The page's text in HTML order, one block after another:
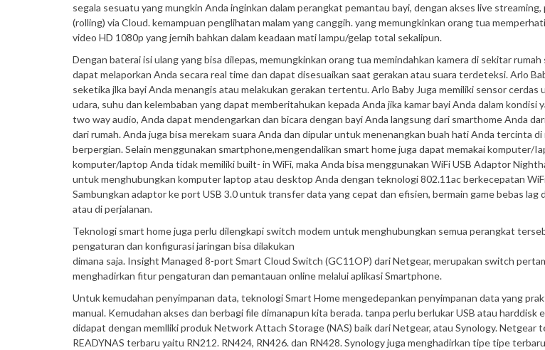
segala sesuatu yang mungkin Anda inginkan dalam perangkat pemantau bayi, dengan akses live
(rolling) via Cloud. kemampuan penglihatan malam yang canggih. yang memungkinkan orang tua
video HD 1080p yang jernih bahkan dalam keadaan mati lampu/gelap total sekalipun.
Dengan baterai isi ulang yang bisa dilepas, memungkinkan orang tua memindahkan kamera di sekitar
dapat melaporkan Anda secara real time dan dapat disesuaikan saat gerakan atau suara terdeteksi. Arlo
seketika jlka bayi Anda menangis atau melakukan gerakan tertentu. Arlo Baby Juga memiliki sensor cerdas
udara, suhu dan kelembaban yang dapat memberitahukan kepada Anda jika kamar bayi Anda dalam kondisi
two way audio, Anda dapat mendengarkan dan bicara dengan bayi Anda langsung dari smarthome Anda
dari rumah. Anda juga bisa merekam suara Anda dan dipular untuk menenangkan buah hati Anda tercinta
berpergian. Selain menggunakan smartphone,mengendalikan smart home juga dapat memakai komputer/
komputer/laptop Anda tidak memiliki built- in WiFi, maka Anda bisa menggunakan WiFi USB Adaptor
untuk menghubungkan komputer laptop atau desktop Anda dengan teknologi 802.11ac berkecepatan
Sambungkan adaptor ke port USB 3.0 untuk transfer data yang cepat dan efisien, bermain game bebas lag
atau di perjalanan.
Teknologi smart home juga perlu dilengkapi switch modem untuk menghubungkan semua perangkat
pengaturan dan konfigurasi jaringan bisa dilakukan
dimana saja. Insight Managed 8-port Smart Cloud Switch (GC11OP) dari Netgear, merupakan switch
menghadirkan fitur pengaturan dan pemantauan online melalui aplikasi Smartphone.
Untuk kemudahan penyimpanan data, teknologi Smart Home mengedepankan penyimpanan data yang
manual. Kemudahan akses dan berbagi file dimanapun kita berada. tanpa perlu berlukar USB atau harddisk
didapat dengan memlliki produk Network Attach Storage (NAS) baik dari Netgear, atau Synology. Netgear
READYNAS terbaru yaitu RN212. RN424, RN426. dan RN428. Synology juga menghadirkan tipe tipe